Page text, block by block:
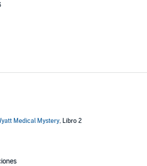
Medical Mystery, Libro 2